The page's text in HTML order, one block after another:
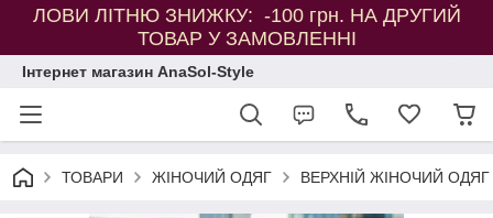
ЛОВИ ЛІТНЮ ЗНИЖКУ: -100 грн. НА ДРУГИЙ
ТОВАР У ЗАМОВЛЕННІ
Інтернет магазин AnaSol-Style
ТОВАРИ ЖІНОЧИЙ ОДЯГ ВЕРХНІЙ ЖІНОЧИЙ ОДЯГ